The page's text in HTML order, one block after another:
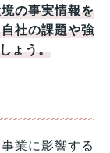
の事実情報を
社の課題や強
ょう。
業に影響する